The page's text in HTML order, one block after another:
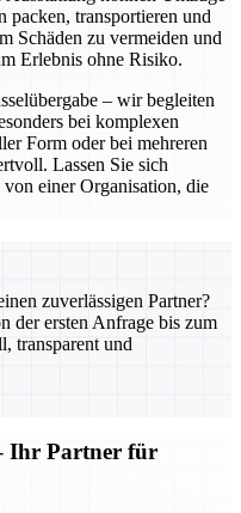
packen, transportieren und
Schäden zu vermeiden und
Erlebnis ohne Risiko.
– wir begleiten
bei komplexen
Form oder bei mehreren
Lassen Sie sich
einer Organisation, die
zuverlässigen Partner?
der ersten Anfrage bis zum
transparent und
Ihr Partner für